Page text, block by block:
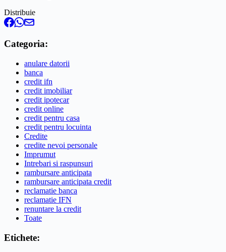
Distribuie
Categoria:
anulare datorii
banca
credit ifn
credit imobiliar
credit ipotecar
credit online
credit pentru casa
credit pentru locuinta
Credite
credite nevoi personale
Imprumut
Intrebari si raspunsuri
rambursare anticipata
rambursare anticipata credit
reclamatie banca
reclamatie IFN
renuntare la credit
Toate
Etichete: